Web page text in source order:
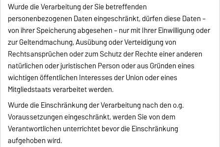
Wurde die Verarbeitung der Sie betreffenden
personenbezogenen Daten eingeschränkt, dürfen diese Daten –
von ihrer Speicherung abgesehen – nur mit Ihrer Einwilligung oder
zur Geltendmachung, Ausübung oder Verteidigung von
Rechtsansprüchen oder zum Schutz der Rechte einer anderen
natürlichen oder juristischen Person oder aus Gründen eines
wichtigen öffentlichen Interesses der Union oder eines
Mitgliedstaats verarbeitet werden.
Wurde die Einschränkung der Verarbeitung nach den o.g.
Voraussetzungen eingeschränkt, werden Sie von dem
Verantwortlichen unterrichtet bevor die Einschränkung
aufgehoben wird.